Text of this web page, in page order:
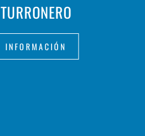
TURRONERO
INFORMACIÓN